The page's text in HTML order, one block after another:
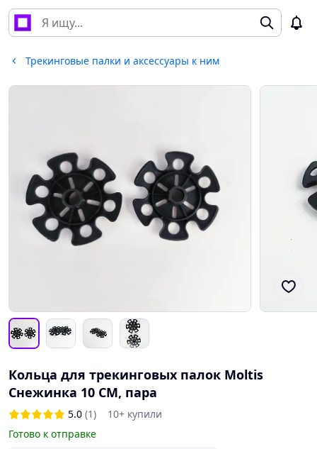
Трекинговые палки и аксессуары к ним
Кольца для трекинговых палок Moltis
Снежинка 10 СМ, пара
5.0 (1)
10+ купили
Готово к отправке